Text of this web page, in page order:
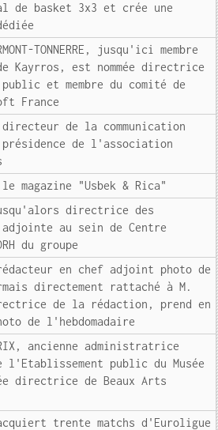
de basket 3x3 et crée une
TONNERRE, jusqu'ici membre
Kayrros, est nommée directrice
et membre du comité de
France
directeur de la communication
de l'association
magazine "Usbek & Rica"
jusqu'alors directrice des
adjointe au sein de Centre
du groupe
rédacteur en chef adjoint photo de
directement rattaché à M.
de la rédaction, prend en
de l'hebdomadaire
ancienne administratrice
l'Etablissement public du Musée
directrice de Beaux Arts
trente matchs d'Euroligue